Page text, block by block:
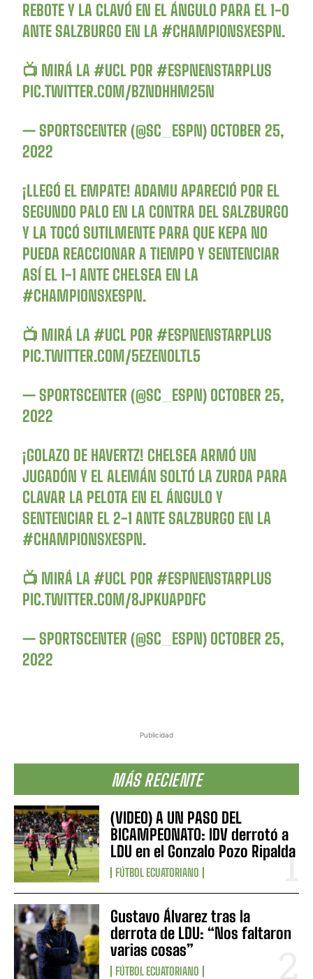
Publicidad
MÁS RECIENTE
(VIDEO) A UN PASO DEL
BICAMPEONATO: IDV derrotó a
LDU en el Gonzalo Pozo Ripalda
FÚTBOL ECUATORIANO
Gustavo Álvarez tras la
derrota de LDU: “Nos faltaron
varias cosas”
FÚTBOL ECUATORIANO
REBOTE Y LA CLAVÓ EN EL ÁNGULO PARA EL 1-0
ANTE SALZBURGO EN LA#CHAMPIONSXESPN.
📺 MIRÁ LA#UCL POR#ESPNENSTARPLUS
PIC.TWITTER.COM/BZNDHHM25N
— SPORTSCENTER (@SC_ESPN) OCTOBER 25,
2022
¡LLEGÓ EL EMPATE! ADAMU APARECIÓ POR EL
SEGUNDO PALO EN LA CONTRA DEL SALZBURGO
Y LA TOCÓ SUTILMENTE PARA QUE KEPA NO
PUEDA REACCIONAR A TIEMPO Y SENTENCIAR
ASÍ EL 1-1 ANTE CHELSEA EN LA
#CHAMPIONSXESPN.
📺 MIRÁ LA#UCL POR#ESPNENSTARPLUS
PIC.TWITTER.COM/5EZENOLTL5
— SPORTSCENTER (@SC_ESPN) OCTOBER 25,
2022
¡GOLAZO DE HAVERTZ! CHELSEA ARMÓ UN
JUGADÓN Y EL ALEMÁN SOLTÓ LA ZURDA PARA
CLAVAR LA PELOTA EN EL ÁNGULO Y
SENTENCIAR EL 2-1 ANTE SALZBURGO EN LA
#CHAMPIONSXESPN.
📺 MIRÁ LA#UCL POR#ESPNENSTARPLUS
PIC.TWITTER.COM/8JPKUAPDFC
— SPORTSCENTER (@SC_ESPN) OCTOBER 25,
2022